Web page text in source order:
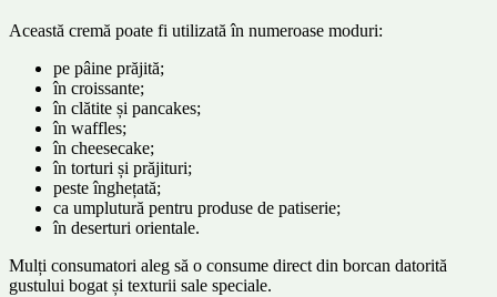
Această cremă poate fi utilizată în numeroase moduri:
pe pâine prăjită;
în croissante;
în clătite și pancakes;
în waffles;
în cheesecake;
în torturi și prăjituri;
peste înghețată;
ca umplutură pentru produse de patiserie;
în deserturi orientale.
Mulți consumatori aleg să o consume direct din borcan datorită
gustului bogat și texturii sale speciale.